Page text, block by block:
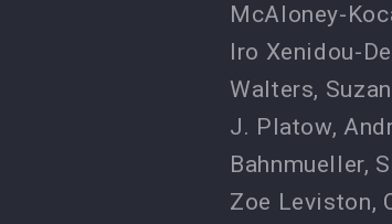
McAloney-
Iro Xenidou-
Walters,
J. Platow,
Bahnmueller,
Zoe Leviston,